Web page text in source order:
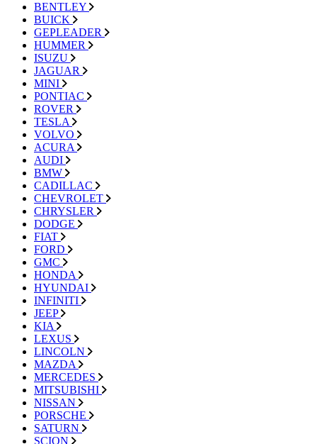
BENTLEY
BUICK
GEPLEADER
HUMMER
ISUZU
JAGUAR
MINI
PONTIAC
ROVER
TESLA
VOLVO
ACURA
AUDI
BMW
CADILLAC
CHEVROLET
CHRYSLER
DODGE
FIAT
FORD
GMC
HONDA
HYUNDAI
INFINITI
JEEP
KIA
LEXUS
LINCOLN
MAZDA
MERCEDES
MITSUBISHI
NISSAN
PORSCHE
SATURN
SCION